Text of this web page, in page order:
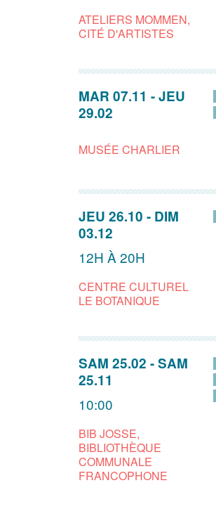
ATELIERS MOMMEN,
CITÉ D'ARTISTES
MAR 07.11 -JEU
29.02
MUSÉE CHARLIER
JEU 26.10 - DIM
03.12
12H À 20H
CENTRE CULTUREL
LE BOTANIQUE
SAM 25.02 -SAM
25.11
10:00
BIB JOSSE,
BIBLIOTHÈQUE
COMMUNALE
FRANCOPHONE